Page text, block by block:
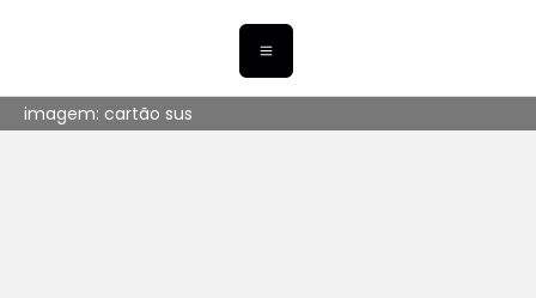
imagem: cartão sus